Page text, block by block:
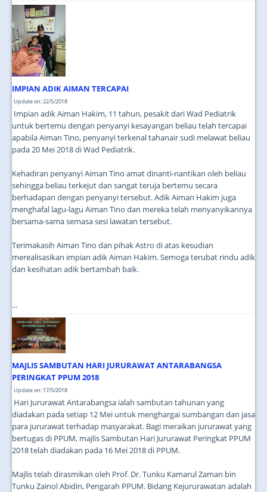
IMPIAN ADIK AIMAN TERCAPAI
Update on: 22/5/2018
Impian adik Aiman Hakim, 11 tahun, pesakit dari Wad Pediatrik
untuk bertemu dengan penyanyi kesayangan beliau telah tercapai
apabila Aiman Tino, penyanyi terkenal tahanair sudi melawat beliau
pada 20 Mei 2018 di Wad Pediatrik.
Kehadiran penyanyi Aiman Tino amat dinanti-nantikan oleh beliau
sehingga beliau terkejut dan sangat teruja bertemu secara
berhadapan dengan penyanyi tersebut. Adik Aiman Hakim juga
menghafal lagu-lagu Aiman Tino dan mereka telah menyanyikannya
bersama-sama semasa sesi lawatan tersebut.
Terimakasih Aiman Tino dan pihak Astro di atas kesudian
merealisasikan impian adik Aiman Hakim. Semoga terubat rindu adik
dan kesihatan adik bertambah baik.
...
MAJLIS SAMBUTAN HARI JURURAWAT ANTARABANGSA
PERINGKAT PPUM 2018
Update on: 17/5/2018
Hari Jururawat Antarabangsa ialah sambutan tahunan yang
diadakan pada setiap 12 Mei untuk menghargai sumbangan dan jasa
para jururawat terhadap masyarakat. Bagi meraikan jururawat yang
bertugas di PPUM, majlis Sambutan Hari Jururawat Peringkat PPUM
2018 telah diadakan pada 16 Mei 2018 di PPUM.
Majlis telah dirasmikan oleh Prof. Dr. Tunku Kamarul Zaman bin
Tunku Zainol Abidin, Pengarah PPUM. Bidang Kejururawatan adalah